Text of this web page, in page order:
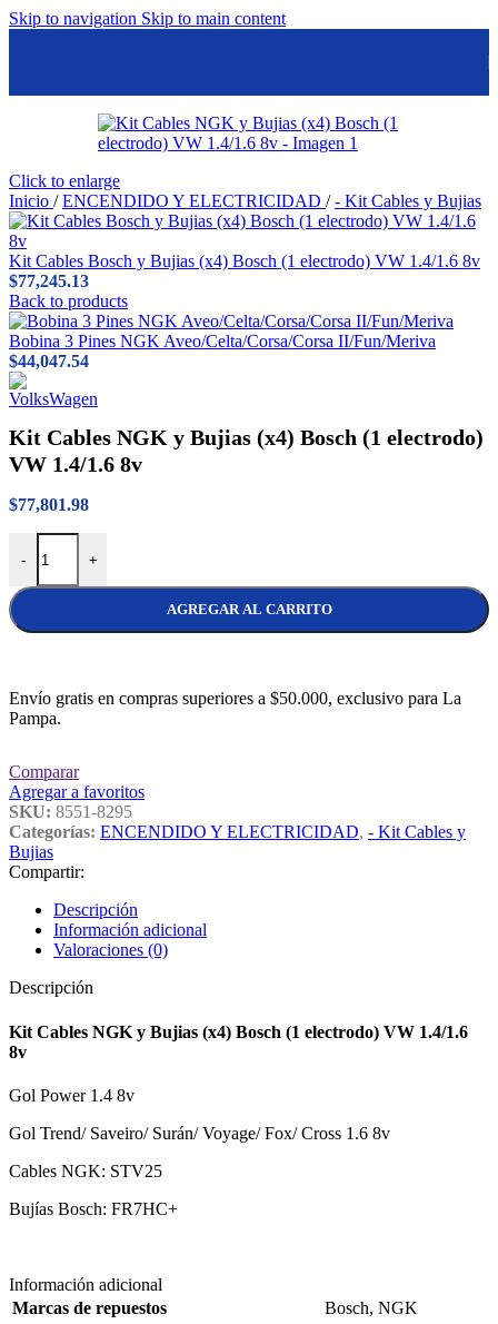
Skip to navigation Skip to main content
Click to enlarge
Inicio / ENCENDIDO Y ELECTRICIDAD / - Kit Cables y Bujias
Kit Cables Bosch y Bujias (x4) Bosch (1 electrodo) VW 1.4/1.6 8v
$77,245.13
Back to products
Bobina 3 Pines NGK Aveo/Celta/Corsa/Corsa II/Fun/Meriva
$44,047.54
Kit Cables NGK y Bujias (x4) Bosch (1 electrodo)
VW 1.4/1.6 8v
$77,801.98
-
Kit Cables NGK y Bujias (x4) Bosch (1 electrodo) VW 1.4/1.6 8v
+
AGREGAR AL CARRITO
Envío gratis en compras superiores a $50.000, exclusivo para La
Pampa.
Comparar
Agregar a favoritos
SKU: 8551-8295
Categorías: ENCENDIDO Y ELECTRICIDAD, - Kit Cables y
Bujias
Compartir:
Descripción
Información adicional
Valoraciones (0)
Descripción
Kit Cables NGK y Bujias (x4) Bosch (1 electrodo) VW 1.4/1.6
8v
Gol Power 1.4 8v
Gol Trend/ Saveiro/ Surán/ Voyage/ Fox/ Cross 1.6 8v
Cables NGK: STV25
Bujías Bosch: FR7HC+
Información adicional
Marcas de repuestos
Bosch, NGK